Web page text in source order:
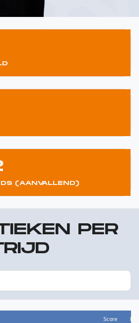
(AANVALLEND)
PER
Score